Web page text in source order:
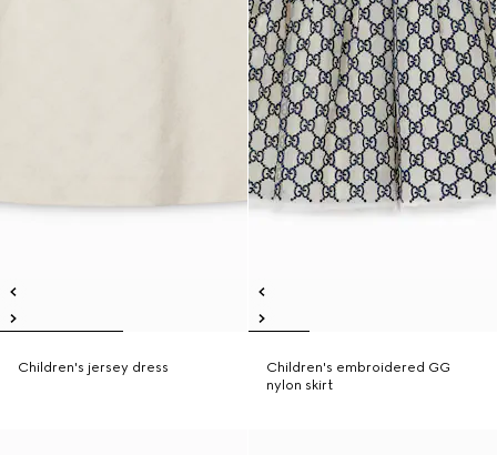
Children's jersey dress
Children's embroidered GG
nylon skirt